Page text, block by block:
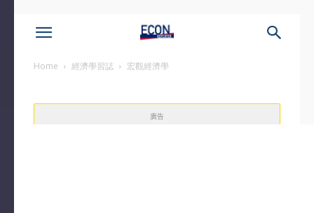
Home 經濟學習誌 宏觀經濟學
廣告